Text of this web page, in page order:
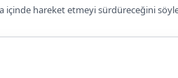
içinde hareket etmeyi sürdüreceğini